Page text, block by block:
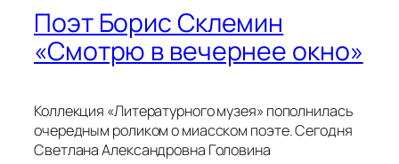
Поэт Борис Склемин
«Смотрю в вечернее окно»
Коллекция «Литературного музея» пополнилась
очередным роликом о миасском поэте. Сегодня
Светлана Александровна Головина